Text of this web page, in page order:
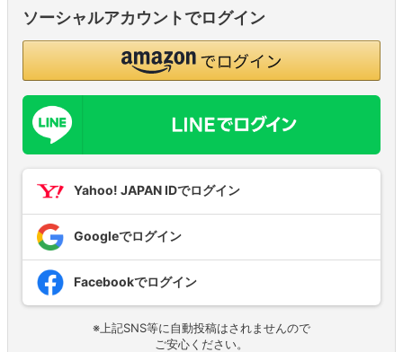
ソーシャルアカウントでログイン
Yahoo! JAPAN IDでログイン
Googleでログイン
Facebookでログイン
※上記SNS等に自動投稿はされませんので
ご安心ください。